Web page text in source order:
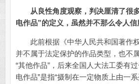
从良性角度观察，判决厘清了很
电作品”的定义，虽然并不那么令人信
此前根据《中华人民共和国著作
并不属于法定保护的作品类型，也不
“其他作品”，后来全国人大法工委有
电作品”是指“摄制在一定物质上由一